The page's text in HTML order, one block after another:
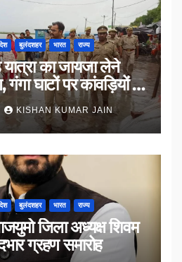
बुलंदशहर भारत राज्य
का जायजा लेने
गंगा घाटों पर कांवड़ियों से
KISHAN KUMAR JAIN
बुलंदशहर भारत राज्य
जिला अध्यक्ष शिवम
ग्रहण समारोह